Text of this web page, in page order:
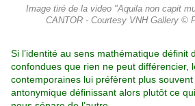
Image tiré de la video "Aquila non capit
CANTOR - Courtesy VNH Gallery ©
Si l’identité au sens mathématique définit
confondues que rien ne peut différencier,
contemporaines lui préfèrent plus
antonymique définissant alors plutôt ce